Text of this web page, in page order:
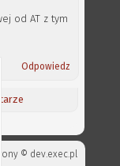
od AT z tym
Odpowiedz
© dev.exec.pl